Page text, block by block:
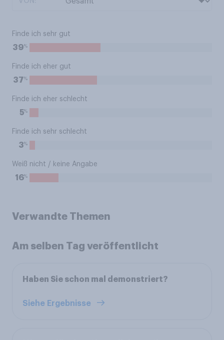
Finde ich sehr gut
39%
Finde ich eher gut
37%
Finde ich eher schlecht
5%
Finde ich sehr schlecht
3%
Weiß nicht / keine Angabe
16%
Verwandte Themen
Am selben Tag veröffentlicht
Haben Sie schon mal demonstriert?
Siehe Ergebnisse